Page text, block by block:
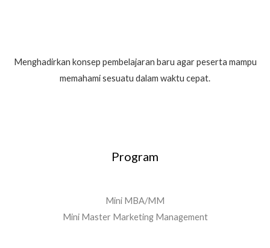
Menghadirkan konsep pembelajaran baru agar peserta mampu
memahami sesuatu dalam waktu cepat.
Program
Mini MBA/MM
Mini Master Marketing Management